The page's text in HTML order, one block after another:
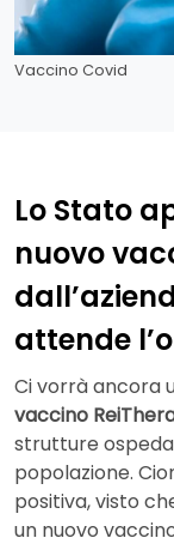
Vaccino Covid
Lo Stato
nuovo
attende
Ci vorrà ancora
vaccino
strutture
popolazione.
positiva, visto
un nuovo